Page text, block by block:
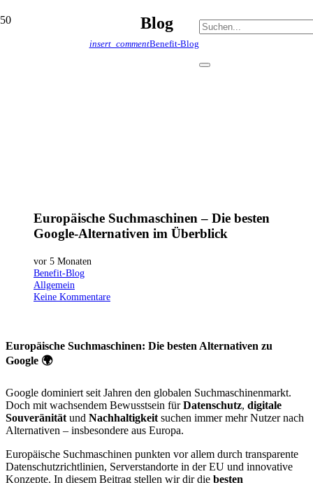
insert_commentBenefit-Blog
Blog
Europäische Suchmaschinen – Die besten
Google-Alternativen im Überblick
vor 5 Monaten
Benefit-Blog
Allgemein
Keine Kommentare
Europäische Suchmaschinen: Die besten Alternativen zu
Google 🌍
Google dominiert seit Jahren den globalen Suchmaschinenmarkt.
Doch mit wachsendem Bewusstsein fürDatenschutz, digitale
Souveränität und Nachhaltigkeit suchen immer mehr Nutzer nach
Alternativen – insbesondere aus Europa.
Europäische Suchmaschinen punkten vor allem durch transparente
Datenschutzrichtlinien, Serverstandorte in der EU und innovative
Konzepte. In diesem Beitrag stellen wir dir die besten